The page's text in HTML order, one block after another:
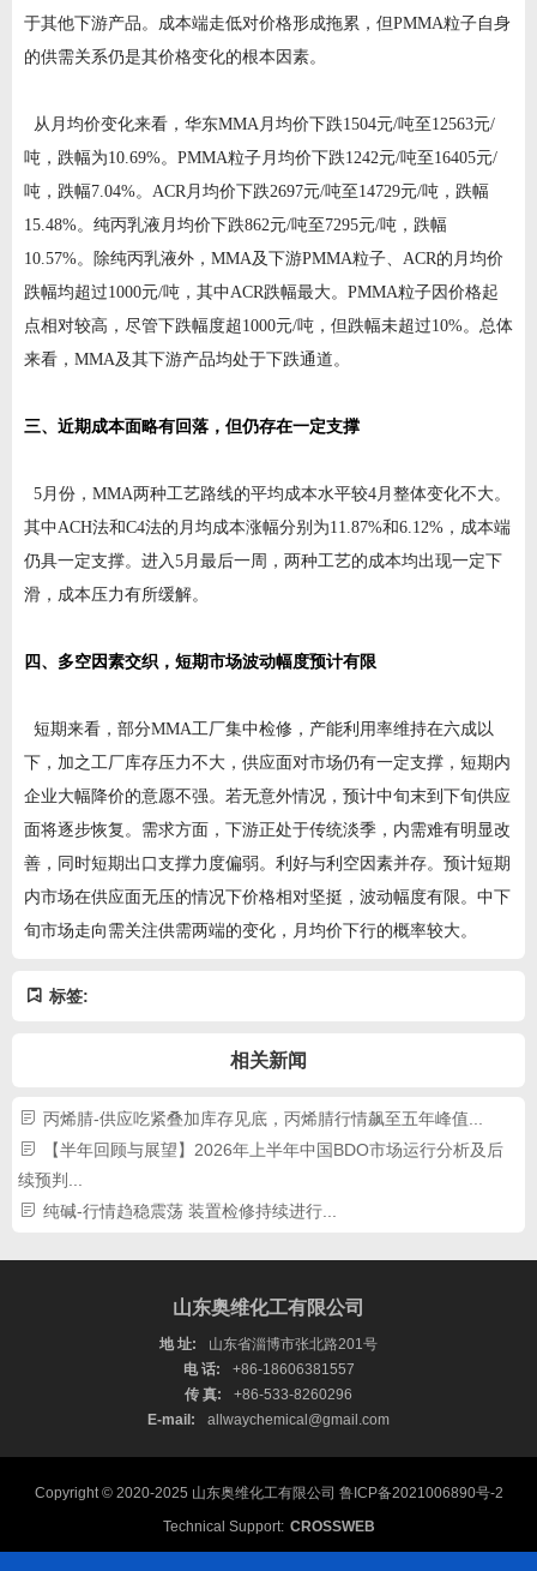
于其他下游产品。成本端走低对价格形成拖累，但PMMA粒子自身
的供需关系仍是其价格变化的根本因素。
从月均价变化来看，华东MMA月均价下跌1504元/吨至12563元/
吨，跌幅为10.69%。PMMA粒子月均价下跌1242元/吨至16405元/
吨，跌幅7.04%。ACR月均价下跌2697元/吨至14729元/吨，跌幅
15.48%。纯丙乳液月均价下跌862元/吨至7295元/吨，跌幅
10.57%。除纯丙乳液外，MMA及下游PMMA粒子、ACR的月均价
跌幅均超过1000元/吨，其中ACR跌幅最大。PMMA粒子因价格起
点相对较高，尽管下跌幅度超1000元/吨，但跌幅未超过10%。总体
来看，MMA及其下游产品均处于下跌通道。
三、近期成本面略有回落，但仍存在一定支撑
5月份，MMA两种工艺路线的平均成本水平较4月整体变化不大。
其中ACH法和C4法的月均成本涨幅分别为11.87%和6.12%，成本端
仍具一定支撑。进入5月最后一周，两种工艺的成本均出现一定下
滑，成本压力有所缓解。
四、多空因素交织，短期市场波动幅度预计有限
短期来看，部分MMA工厂集中检修，产能利用率维持在六成以
下，加之工厂库存压力不大，供应面对市场仍有一定支撑，短期内
企业大幅降价的意愿不强。若无意外情况，预计中旬末到下旬供应
面将逐步恢复。需求方面，下游正处于传统淡季，内需难有明显改
善，同时短期出口支撑力度偏弱。利好与利空因素并存。预计短期
内市场在供应面无压的情况下价格相对坚挺，波动幅度有限。中下
旬市场走向需关注供需两端的变化，月均价下行的概率较大。
标签:
相关新闻
丙烯腈-供应吃紧叠加库存见底，丙烯腈行情飙至五年峰值...
【半年回顾与展望】2026年上半年中国BDO市场运行分析及后
续预判...
纯碱-行情趋稳震荡 装置检修持续进行...
山东奥维化工有限公司
地 址:
山东省淄博市张北路201号
电 话:
+86-18606381557
传 真:
+86-533-8260296
E-mail:
allwaychemical@gmail.com
Copyright © 2020-2025 山东奥维化工有限公司 鲁ICP备2021006890号-2
Technical Support: CROSSWEB